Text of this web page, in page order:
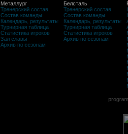
Металлург
Тренерский состав
Состав команды
Календарь, результаты
Турнирная таблица
Статистика игроков
Зал славы
Архив по сезонам
Белсталь
Тренерский состав
Состав команды
Календарь, результаты
Турнирная таблица
Статистика игроков
Архив по сезонам